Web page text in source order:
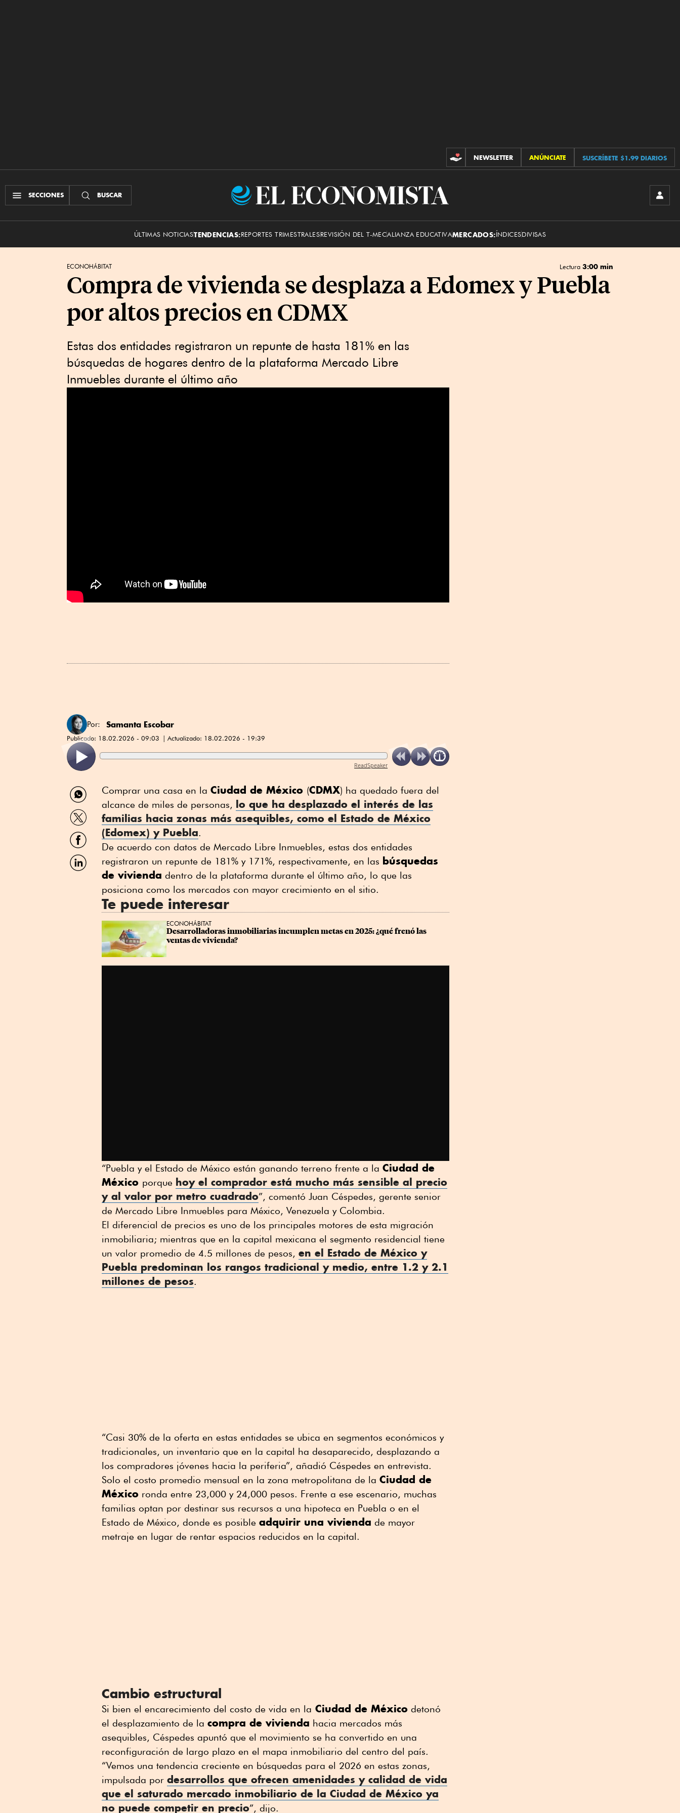
CONTRIBUCIONES
NEWSLETTER ANÚNCIATE SUSCRÍBETE $1.99 DIARIOS
SECCIONES BUSCAR
El
ÚLTIMAS NOTICIASTENDENCIAS:REPORTES TRIMESTRALESREVISIÓN DEL T-MECALIANZA EDUCATIVAMERCADOS:ÍNDICESDIVISAS
ECONOHÁBITAT Lectura 3:00 min
Compra de vivienda se desplaza a Edomex y Puebla
por altos precios en CDMX
Estas dos entidades registraron un repunte de hasta 181% en las
búsquedas de hogares dentro de la plataforma Mercado Libre
Inmuebles durante el último año
Por: Samanta Escobar
Publicado: 18.02.2026 - 09:03 Actualizado: 18.02.2026 - 19:39
ReadSpeaker
Compartir
por
WhatsApp
Compartir
por
Twitter
Compartir
por
Facebook
Compartir
por
Comprar una casa en la Ciudad de México (CDMX) ha quedado fuera del
alcance de miles de personas, lo que ha desplazado el interés de las
familias hacia zonas más asequibles, como el Estado de México
(Edomex) y Puebla.
De acuerdo con datos de Mercado Libre Inmuebles, estas dos entidades
registraron un repunte de 181% y 171%, respectivamente, en las búsquedas
de vivienda dentro de la plataforma durante el último año, lo que las
posiciona como los mercados con mayor crecimiento en el sitio.
Te puede interesar
ECONOHÁBITAT
Desarrolladoras inmobiliarias incumplen metas en 2025: ¿qué frenó las
ventas de vivienda?
“Puebla y el Estado de México están ganando terreno frente a la Ciudad de
México porque hoy el comprador está mucho más sensible al precio
y al valor por metro cuadrado”, comentó Juan Céspedes, gerente senior
de Mercado Libre Inmuebles para México, Venezuela y Colombia.
El diferencial de precios es uno de los principales motores de esta migración
inmobiliaria; mientras que en la capital mexicana el segmento residencial tiene
un valor promedio de 4.5 millones de pesos, en el Estado de México y
Puebla predominan los rangos tradicional y medio, entre 1.2 y 2.1
millones de pesos.
“Casi 30% de la oferta en estas entidades se ubica en segmentos económicos y
tradicionales, un inventario que en la capital ha desaparecido, desplazando a
los compradores jóvenes hacia la periferia”, añadió Céspedes en entrevista.
Solo el costo promedio mensual en la zona metropolitana de la Ciudad de
México ronda entre 23,000 y 24,000 pesos. Frente a ese escenario, muchas
familias optan por destinar sus recursos a una hipoteca en Puebla o en el
Estado de México, donde es posible adquirir una vivienda de mayor
metraje en lugar de rentar espacios reducidos en la capital.
Cambio estructural
Si bien el encarecimiento del costo de vida en la Ciudad de México detonó
el desplazamiento de la compra de vivienda hacia mercados más
asequibles, Céspedes apuntó que el movimiento se ha convertido en una
reconfiguración de largo plazo en el mapa inmobiliario del centro del país.
“Vemos una tendencia creciente en búsquedas para el 2026 en estas zonas,
impulsada por desarrollos que ofrecen amenidades y calidad de vida
que el saturado mercado inmobiliario de la Ciudad de México ya
no puede competir en precio”, dijo.